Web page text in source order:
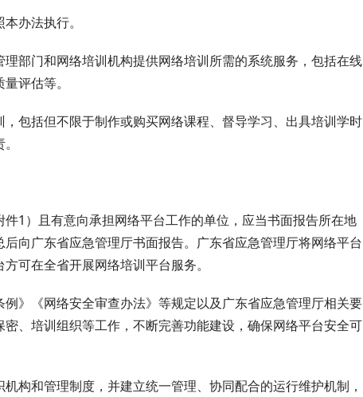
办法执行。
门和网络培训机构提供网络培训所需的系统服务，包括在线
评估等。
括但不限于制作或购买网络课程、督导学习、出具培训学时
）且有意向承担网络平台工作的单位，应当书面报告所在地
向广东省应急管理厅书面报告。广东省应急管理厅将网络平台
可在全省开展网络培训平台服务。
《网络安全审查办法》等规定以及广东省应急管理厅相关要
、培训组织等工作，不断完善功能建设，确保网络平台安全可
和管理制度，并建立统一管理、协同配合的运行维护机制，